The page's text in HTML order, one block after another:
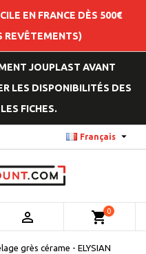
EN FRANCE DÈS 500€
REVÊTEMENTS)
JOUPLAST AVANT
LES DISPONIBILITÉS DES
FICHES.
Français 
 shopping_cart0
grès cérame - ELYSIAN